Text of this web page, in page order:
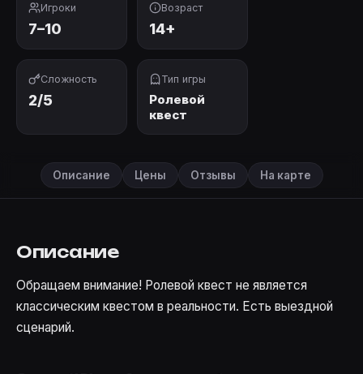
Игроки
7–10
Возраст
14+
Сложность
2/5
Тип игры
Ролевой
квест
Описание Цены Отзывы На карте
Описание
Обращаем внимание! Ролевой квест не является
классическим квестом в реальности. Есть выездной
сценарий.